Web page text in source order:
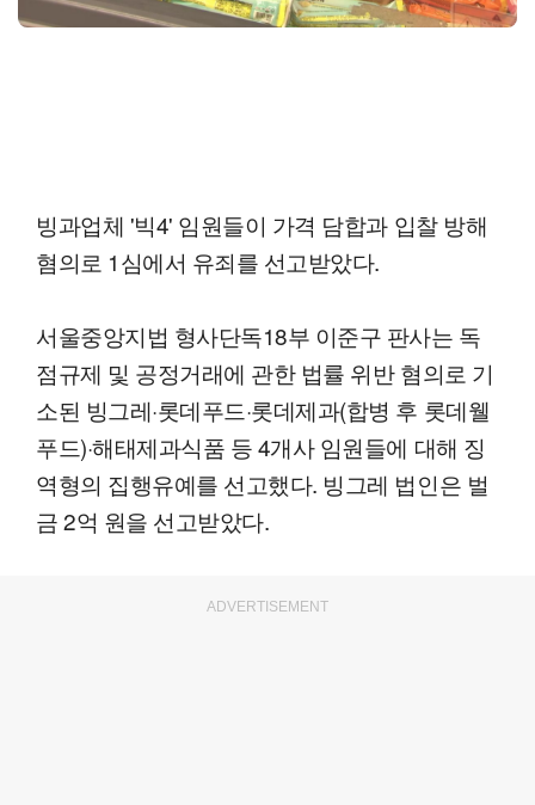
빙과업체 '빅4' 임원들이 가격 담합과 입찰 방해
혐의로 1심에서 유죄를 선고받았다.
서울중앙지법 형사단독18부 이준구 판사는 독
점규제 및 공정거래에 관한 법률 위반 혐의로 기
소된 빙그레·롯데푸드·롯데제과(합병 후 롯데웰
푸드)·해태제과식품 등 4개사 임원들에 대해 징
역형의 집행유예를 선고했다. 빙그레 법인은 벌
금 2억 원을 선고받았다.
ADVERTISEMENT